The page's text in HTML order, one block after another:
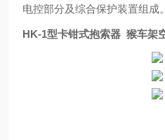
电控部分及综合保护装置组成。
HK-1型卡钳式抱索器 猴车架